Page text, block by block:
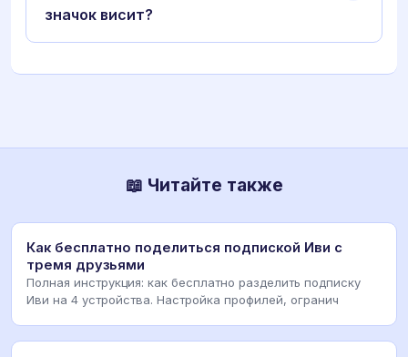
значок висит?
📖 Читайте также
Как бесплатно поделиться подпиской Иви с
тремя друзьями
Полная инструкция: как бесплатно разделить подписку
Иви на 4 устройства. Настройка профилей, огранич